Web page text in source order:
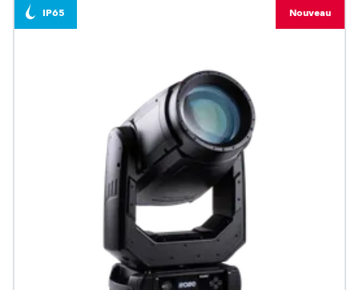
IP65 Nouveau